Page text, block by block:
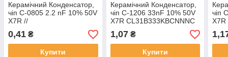
Керамічний Конденсатор,
чіп C-0805 2.2 nF 10% 50V
X7R //
CL21B222KBANNNC
(Samsung)
0,41 ₴
Купити
Керамічний Конденсатор,
чіп C-1206 33nF 10% 50V
X7R CL31B333KBCNNNC
(Samsung)
1,07₴
Купити
чіп
X7R